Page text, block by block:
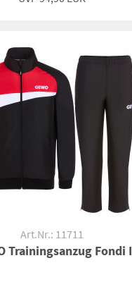
Art.Nr.: 11711
Trainingsanzug Fondi I